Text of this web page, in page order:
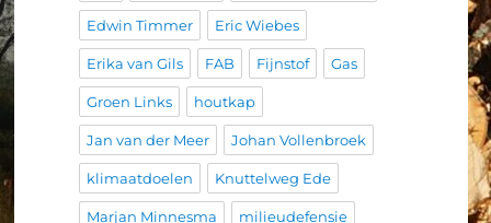
Edwin Timmer Eric Wiebes
Erika van Gils FAB Fijnstof Gas
Groen Links houtkap
Jan van der Meer Johan Vollenbroek
klimaatdoelen Knuttelweg Ede
Marjan Minnesma milieudefensie